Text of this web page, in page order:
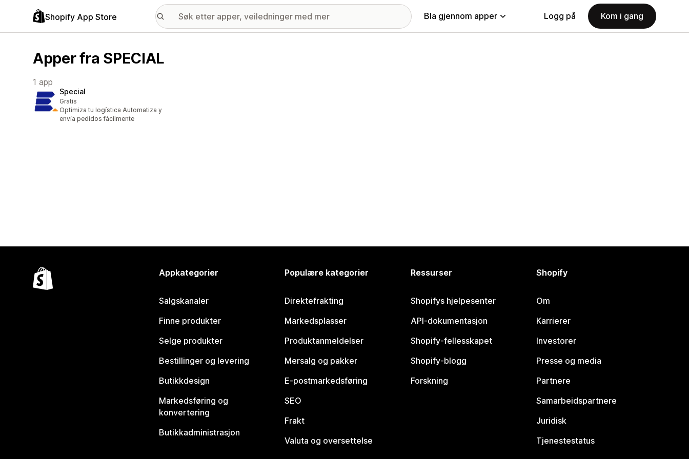
Shopify App Store Bla gjennom apper Logg på Kom i gang
Apper fra SPECIAL
1 app
Special
Gratis
Optimiza tu logística Automatiza y
envía pedidos fácilmente
Appkategorier
Salgskanaler
Finne produkter
Selge produkter
Bestillinger og levering
Butikkdesign
Markedsføring og
konvertering
Butikkadministrasjon
Populære kategorier
Direktefrakting
Markedsplasser
Produktanmeldelser
Mersalg og pakker
E-postmarkedsføring
SEO
Frakt
Valuta og oversettelse
Ressurser
Shopifys hjelpesenter
API-dokumentasjon
Shopify-fellesskapet
Shopify-blogg
Forskning
Shopify
Om
Karrierer
Investorer
Presse og media
Partnere
Samarbeidspartnere
Juridisk
Tjenestestatus